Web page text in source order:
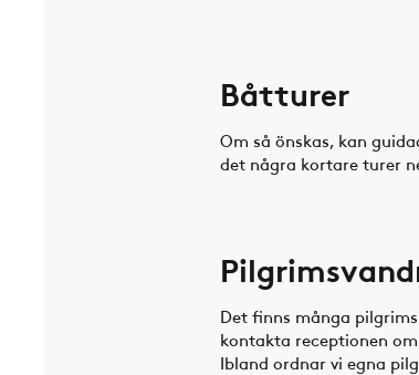
Båtturer
Om så önskas, kan
det några kortare turer
Det finns många
kontakta receptionen
Ibland ordnar vi egna